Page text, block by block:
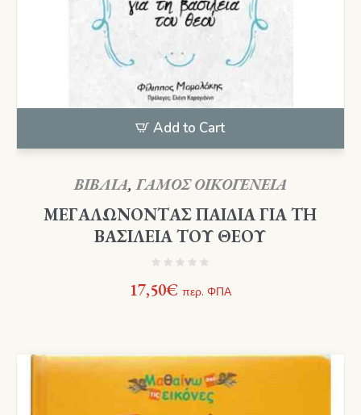
Add to Cart
ΒΙΒΛΙΑ,ΓΑΜΟΣ ΟΙΚΟΓΕΝΕΙΑ
ΜΕΓΑΛΩΝΟΝΤΑΣ ΠΑΙΔΙΑ ΓΙΑ ΤΗ
ΒΑΣΙΛΕΙΑ ΤΟΥ ΘΕΟΥ
17,50€ περ. ΦΠΑ